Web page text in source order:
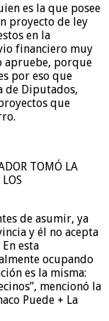
es la que posee
proyecto de ley
en la
financiero muy
apruebe, porque
por eso que
de Diputados,
que
TOMÓ LA
de asumir, ya
y él no acepta
esta
ocupando
es la misma:
mencionó la
Puede + La